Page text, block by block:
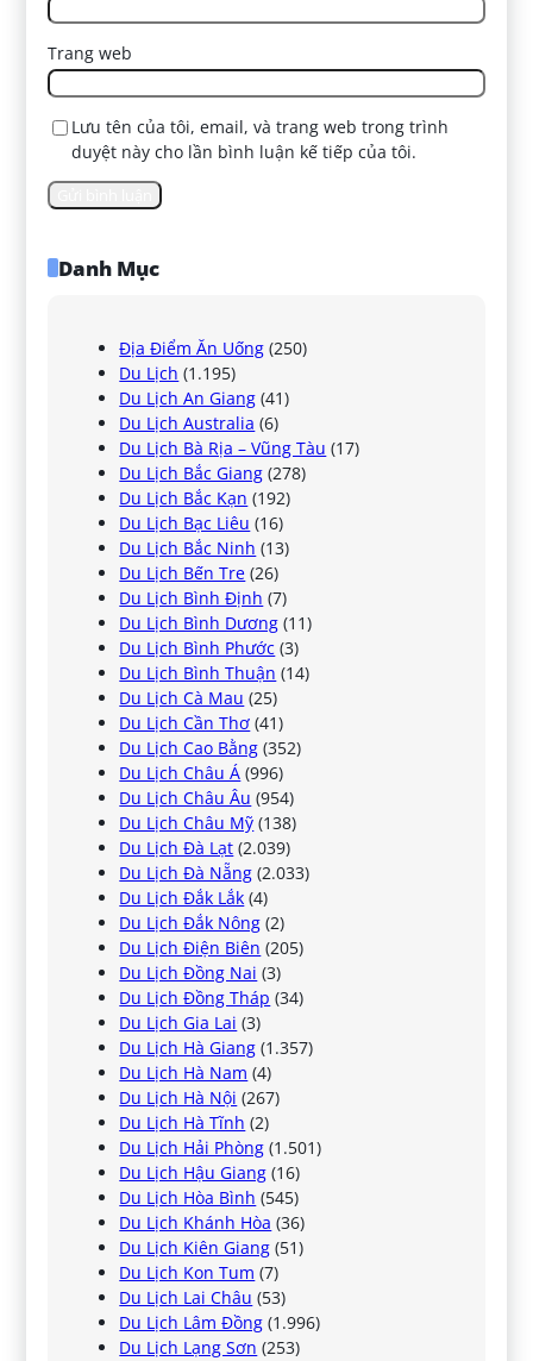
Trang web
Lưu tên của tôi, email, và trang web trong trình
duyệt này cho lần bình luận kế tiếp của tôi.
Danh Mục
Địa Điểm Ăn Uống (250)
Du Lịch (1.195)
Du Lịch An Giang (41)
Du Lịch Australia (6)
Du Lịch Bà Rịa – Vũng Tàu (17)
Du Lịch Bắc Giang (278)
Du Lịch Bắc Kạn (192)
Du Lịch Bạc Liêu (16)
Du Lịch Bắc Ninh (13)
Du Lịch Bến Tre (26)
Du Lịch Bình Định (7)
Du Lịch Bình Dương (11)
Du Lịch Bình Phước (3)
Du Lịch Bình Thuận (14)
Du Lịch Cà Mau (25)
Du Lịch Cần Thơ (41)
Du Lịch Cao Bằng (352)
Du Lịch Châu Á (996)
Du Lịch Châu Âu (954)
Du Lịch Châu Mỹ (138)
Du Lịch Đà Lạt (2.039)
Du Lịch Đà Nẵng (2.033)
Du Lịch Đắk Lắk (4)
Du Lịch Đắk Nông (2)
Du Lịch Điện Biên (205)
Du Lịch Đồng Nai (3)
Du Lịch Đồng Tháp (34)
Du Lịch Gia Lai (3)
Du Lịch Hà Giang (1.357)
Du Lịch Hà Nam (4)
Du Lịch Hà Nội (267)
Du Lịch Hà Tĩnh (2)
Du Lịch Hải Phòng (1.501)
Du Lịch Hậu Giang (16)
Du Lịch Hòa Bình (545)
Du Lịch Khánh Hòa (36)
Du Lịch Kiên Giang (51)
Du Lịch Kon Tum (7)
Du Lịch Lai Châu (53)
Du Lịch Lâm Đồng (1.996)
Du Lịch Lạng Sơn (253)